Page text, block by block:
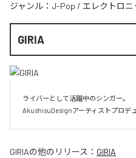
ジャンル： J-Pop / エレクトロニ
GIRIA
ライバーとして活躍中のシンガー。
AkushisuDesignアーティストプロデ
GIRIAの他のリリース： GIRIA